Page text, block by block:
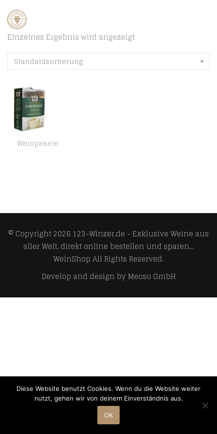
Einzelnes Ergebnis wird angezeigt
Standardsortierung
Weinpakete
© Copyright 2026 123-Winzer.de - Exklusive Weine aus
aller Welt, direkt online bestellen und sparen...
WeinShopAll Rights Reserved.
Develop and design byMeoso GmbH
Diese Website benutzt Cookies. Wenn du die Website weiter
nutzt, gehen wir von deinem Einverständnis aus.
OK